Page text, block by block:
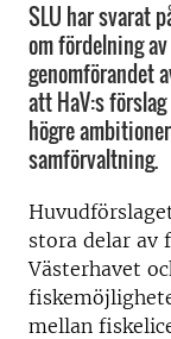
SLU har svarat
om fördelning
genomförandet
att HaV:s
högre
samförvaltning.
stora delar av
Västerhavet
mellan